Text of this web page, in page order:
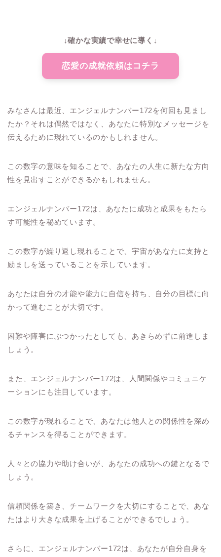
↓確かな実績で幸せに導く↓
恋愛の成就依頼はコチラ
みなさんは最近、エンジェルナンバー172を何回も見まし
たか？それは偶然ではなく、あなたに特別なメッセージを
伝えるために現れているのかもしれません。
この数字の意味を知ることで、あなたの人生に新たな方向
性を見出すことができるかもしれません。
エンジェルナンバー172は、あなたに成功と成果をもたら
す可能性を秘めています。
この数字が繰り返し現れることで、宇宙があなたに支持と
励ましを送っていることを示しています。
あなたは自分の才能や能力に自信を持ち、自分の目標に向
かって進むことが大切です。
困難や障害にぶつかったとしても、あきらめずに前進しま
しょう。
また、エンジェルナンバー172は、人間関係やコミュニケ
ーションにも注目しています。
この数字が現れることで、あなたは他人との関係性を深め
るチャンスを得ることができます。
人々との協力や助け合いが、あなたの成功への鍵となるで
しょう。
信頼関係を築き、チームワークを大切にすることで、あな
たはより大きな成果を上げることができるでしょう。
さらに、エンジェルナンバー172は、あなたが自分自身を